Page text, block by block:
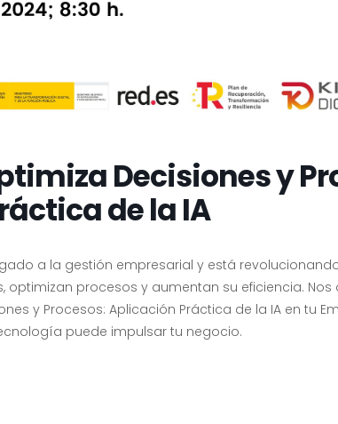
Decisiones y
de la IA
a la gestión empresarial y está
optimizan procesos y aumentan su eficiencia.
y Procesos: Aplicación Práctica de la IA en tu
puede impulsar tu negocio.